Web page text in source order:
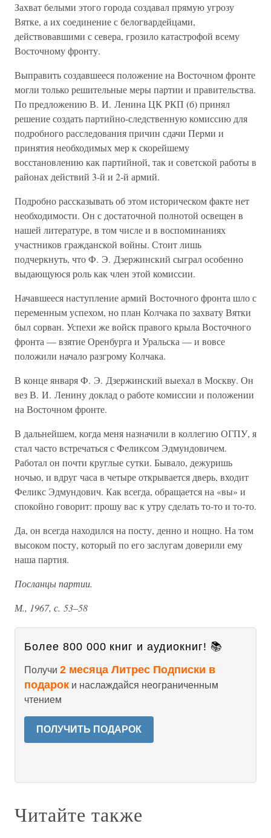
Захват белыми этого города создавал прямую угрозу
Вятке, а их соединение с белогвардейцами,
действовавшими с севера, грозило катастрофой всему
Восточному фронту.
Выправить создавшееся положение на Восточном фронте
могли только решительные меры партии и правительства.
По предложению В. И. Ленина ЦК РКП (б) принял
решение создать партийно-следственную комиссию для
подробного расследования причин сдачи Перми и
принятия необходимых мер к скорейшему
восстановлению как партийной, так и советской работы в
районах действий 3-й и 2-й армий.
Подробно рассказывать об этом историческом факте нет
необходимости. Он с достаточной полнотой освещен в
нашей литературе, в том числе и в воспоминаниях
участников гражданской войны. Стоит лишь
подчеркнуть, что Ф. Э. Дзержинский сыграл особенно
выдающуюся роль как член этой комиссии.
Начавшееся наступление армий Восточного фронта шло с
переменным успехом, но план Колчака по захвату Вятки
был сорван. Успехи же войск правого крыла Восточного
фронта — взятие Оренбурга и Уральска — и вовсе
положили начало разгрому Колчака.
В конце января Ф. Э. Дзержинский выехал в Москву. Он
вез В. И. Ленину доклад о работе комиссии и положении
на Восточном фронте.
В дальнейшем, когда меня назначили в коллегию ОГПУ, я
стал часто встречаться с Феликсом Эдмундовичем.
Работал он почти круглые сутки. Бывало, дежуришь
ночью, и вдруг часа в четыре открывается дверь, входит
Феликс Эдмундович. Как всегда, обращается на «вы» и
спокойно говорит: прошу вас к утру сделать то-то и то-то.
Да, он всегда находился на посту, денно и нощно. На том
высоком посту, который по его заслугам доверили ему
наша партия.
Посланцы партии.
М., 1967, с. 53–58
Более 800 000 книг и аудиокниг! 📚
Получи 2 месяца Литрес Подписки в
подарок и наслаждайся неограниченным
чтением
ПОЛУЧИТЬ ПОДАРОК
Читайте также